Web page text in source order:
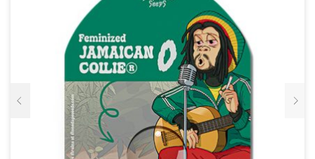
GEKOZEN
OP
DE
PRODUCTPAGINA